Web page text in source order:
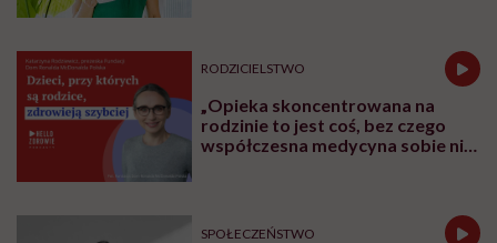
RODZICIELSTWO
„Opieka skoncentrowana na
rodzinie to jest coś, bez czego
współczesna medycyna sobie nie
SPOŁECZEŃSTWO